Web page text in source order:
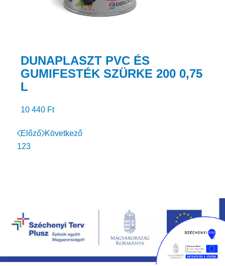
DUNAPLASZT PVC ÉS
GUMIFESTÉK SZÜRKE 200 0,75
L
10 440 Ft
Előző Következő
123